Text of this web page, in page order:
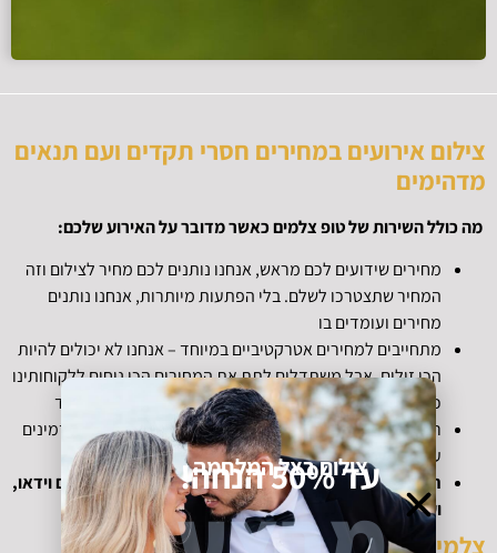
צילום אירועים במחירים חסרי תקדים ועם תנאים
מדהימים
מה כולל השירות של טופ צלמים כאשר מדובר על האירוע שלכם:
מחירים שידועים לכם מראש, אנחנו נותנים לכם מחיר לצילום וזה
המחיר שתצטרכו לשלם. בלי הפתעות מיותרות, אנחנו נותנים
מחירים ועומדים בו
מתחייבים למחירים אטרקטיביים במיוחד – אנחנו לא יכולים להיות
הכי זולים, אבל משתדלים לתת את המחירים הכי נוחים ללקוחותינו
כך שכולם יוכלו להנות מצילום אירועים ברמה גבוהה במיוחד
רוצים לקבל הצעת מחיר מהירה? התקשרו עוד היום אנחנו זמינים
עבורכם במשך כל השבוע
חבילת צילום לחתונה – הכוללת תקליטן, צלם סטילס, צלם וידאו,
ועוד אטרקציות נוספות.
צלמי אירועים – חייכו, מצלמים אתכם!
צילום בצל המלחמה
עד 50% הנחה!